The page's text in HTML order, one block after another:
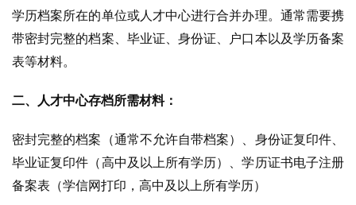
学历档案所在的单位或人才中心进行合并办理。通常需要携
带密封完整的档案、毕业证、身份证、户口本以及学历备案
表等材料。
二、人才中心存档所需材料：
密封完整的档案（通常不允许自带档案）、身份证复印件、
毕业证复印件（高中及以上所有学历）、学历证书电子注册
备案表（学信网打印，高中及以上所有学历）